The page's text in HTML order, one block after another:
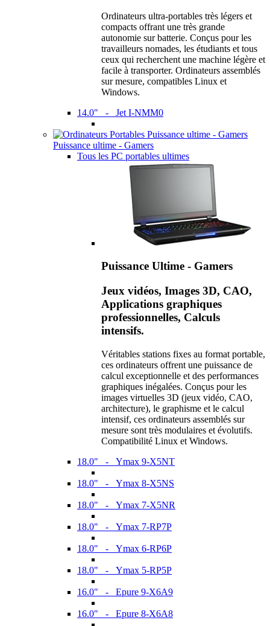
Ordinateurs ultra-portables très légers et
compacts offrant une très grande
autonomie sur batterie. Conçus pour les
travailleurs nomades, les étudiants et tous
ceux qui recherchent une machine légère et
facile à transporter. Ordinateurs assemblés
sur mesure, compatibles Linux et
Windows.
14.0" - Jet I-NMM0
Puissance ultime - Gamers
Tous les PC portables ultimes
Puissance Ultime - Gamers
Jeux vidéos, Images 3D, CAO,
Applications graphiques
professionnelles, Calculs
intensifs.
Véritables stations fixes au format portable,
ces ordinateurs offrent une puissance de
calcul exceptionnelle et des performances
graphiques inégalées. Conçus pour les
images virtuelles 3D (jeux vidéo, CAO,
architecture), le graphisme et le calcul
intensif, ces ordinateurs assemblés sur
mesure sont très modulaires et évolutifs.
Compatibilité Linux et Windows.
18.0" - Ymax 9-X5NT
18.0" - Ymax 8-X5NS
18.0" - Ymax 7-X5NR
18.0" - Ymax 7-RP7P
18.0" - Ymax 6-RP6P
18.0" - Ymax 5-RP5P
16.0" - Epure 9-X6A9
16.0" - Epure 8-X6A8